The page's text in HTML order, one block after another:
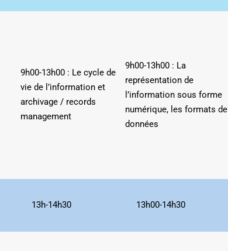
9h00-13h00 : Le cycle de
vie de l’information et
archivage / records
management
9h00-13h00 : La
représentation de
l’information sous forme
numérique, les formats de
données
13h-14h30 13h00-14h30